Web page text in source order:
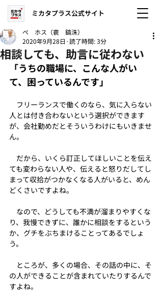
ミカタプラス公式サイト
相談しても、助言に従わない
ぺ ホス（裵 鎬洙）
2020年9月28日 読了時間: 3分
「うちの職場に、こんな人がい
て、困っているんです」
フリーランスで働くのなら、気に入らない
人とは付き合わないという選択ができます
が、会社勤めだとそういうわけにもいきませ
ん。
だから、いくら訂正してほしいことを伝え
ても変わらない人や、伝えると怒りだしてし
まって収拾がつかなくなる人がいると、めん
どくさいですよね。
なので、どうしても不満が溜まりやすくな
り、我慢できずに、誰かに相談をするという
か、グチをぶちまけることってあるでしょ
う。
ところが、多くの場合、その話の中に、そ
の人ができることが含まれていたりするんで
すよね。